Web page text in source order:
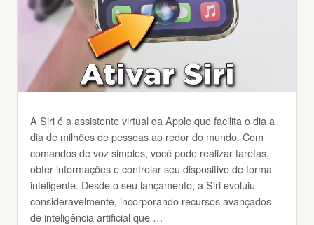
A Siri é a assistente virtual da Apple que facilita o dia a
dia de milhões de pessoas ao redor do mundo. Com
comandos de voz simples, você pode realizar tarefas,
obter informações e controlar seu dispositivo de forma
inteligente. Desde o seu lançamento, a Siri evoluiu
consideravelmente, incorporando recursos avançados
de inteligência artificial que …